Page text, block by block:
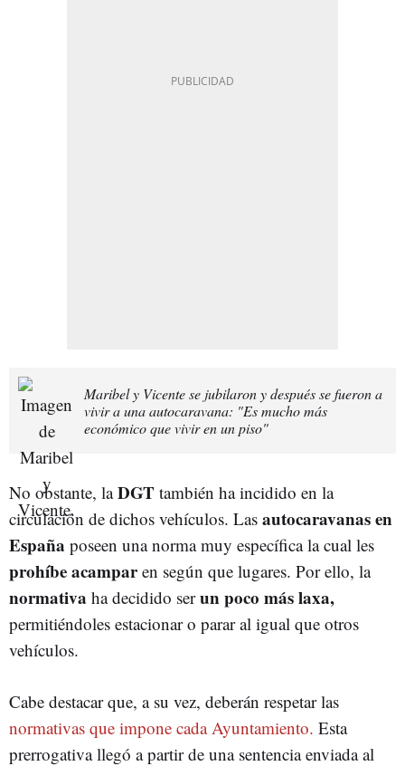
Maribel y Vicente se jubilaron y después se fueron a
vivir a una autocaravana: "Es mucho más
económico que vivir en un piso"
No obstante, laDGT también ha incidido en la
circulación de dichos vehículos. Las autocaravanas en
España poseen una norma muy específica la cual les
prohíbe acamparen según que lugares. Por ello, la
normativa ha decidido serun poco más laxa,
permitiéndoles estacionar o parar al igual que otros
vehículos.
Cabe destacar que, a su vez, deberán respetar las
normativas que impone cada Ayuntamiento. Esta
prerrogativa llegó a partir de una sentencia enviada al